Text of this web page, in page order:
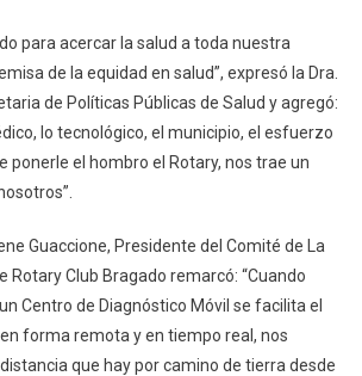
para acercar la salud a toda nuestra
de la equidad en salud”, expresó la Dra.
de Políticas Públicas de Salud y agregó:
lo tecnológico, el municipio, el esfuerzo
ponerle el hombro el Rotary, nos trae un
Guaccione, Presidente del Comité de La
Rotary Club Bragado remarcó: “Cuando
Centro de Diagnóstico Móvil se facilita el
forma remota y en tiempo real, nos
que hay por camino de tierra desde